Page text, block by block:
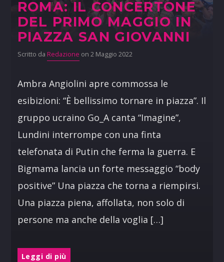
ROMA: IL CONCERTONE
DEL PRIMO MAGGIO IN
PIAZZA SAN GIOVANNI
Scritto da Redazione on 2 Maggio 2022
Ambra Angiolini apre commossa le
esibizioni: “È bellissimo tornare in piazza”. Il
gruppo ucraino Go_A canta “Imagine”,
Lundini interrompe con una finta
telefonata di Putin che ferma la guerra. E
Bigmama lancia un forte messaggio “body
positive” Una piazza che torna a riempirsi.
Una piazza piena, affollata, non solo di
persone ma anche della voglia […]
Leggi di più